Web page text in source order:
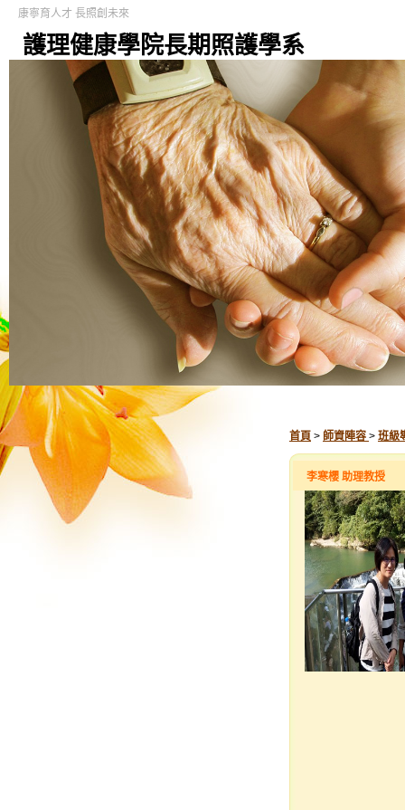
護理健康學院長期照護學系
康寧育人才 長照創未來
首頁 > 師資陣容 > 班級
李寒櫻 助理教授